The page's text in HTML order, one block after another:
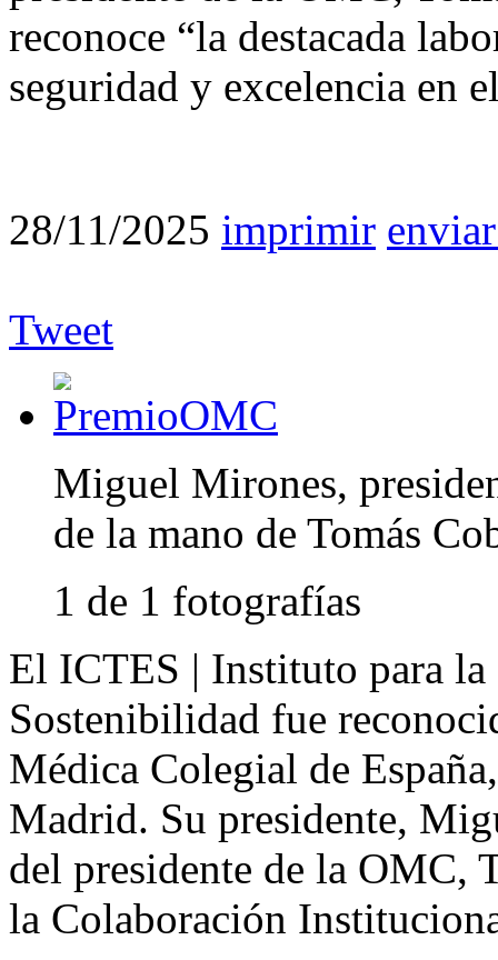
reconoce “la destacada
seguridad y excelencia en
28/11/2025 imprimir
Tweet
Miguel Mirones,
de la mano de Tomás
1 de 1 fotografías
El ICTES | Instituto para
Sostenibilidad fue
Médica Colegial de
Madrid. Su presidente,
del presidente de la OMC,
la Colaboración